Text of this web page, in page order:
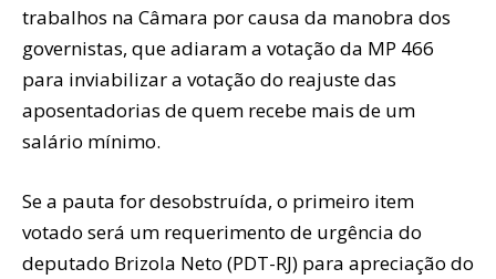
trabalhos na Câmara por causa da manobra dos
governistas, que adiaram a votação da MP 466
para inviabilizar a votação do reajuste das
aposentadorias de quem recebe mais de um
salário mínimo.
Se a pauta for desobstruída, o primeiro item
votado será um requerimento de urgência do
deputado Brizola Neto (PDT-RJ) para apreciação do